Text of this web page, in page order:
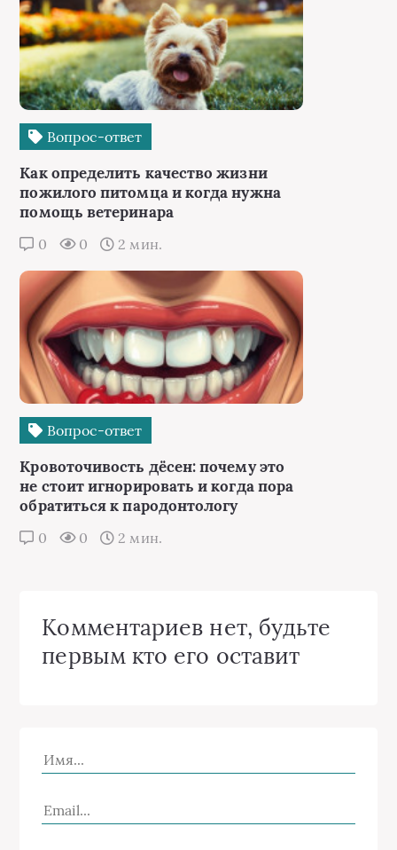
Вопрос-ответ
Как определить качество жизни
пожилого питомца и когда нужна
помощь ветеринара
0 0 2 мин.
Вопрос-ответ
Кровоточивость дёсен: почему это
не стоит игнорировать и когда пора
обратиться к пародонтологу
0 0 2 мин.
Комментариев нет, будьте
первым кто его оставит